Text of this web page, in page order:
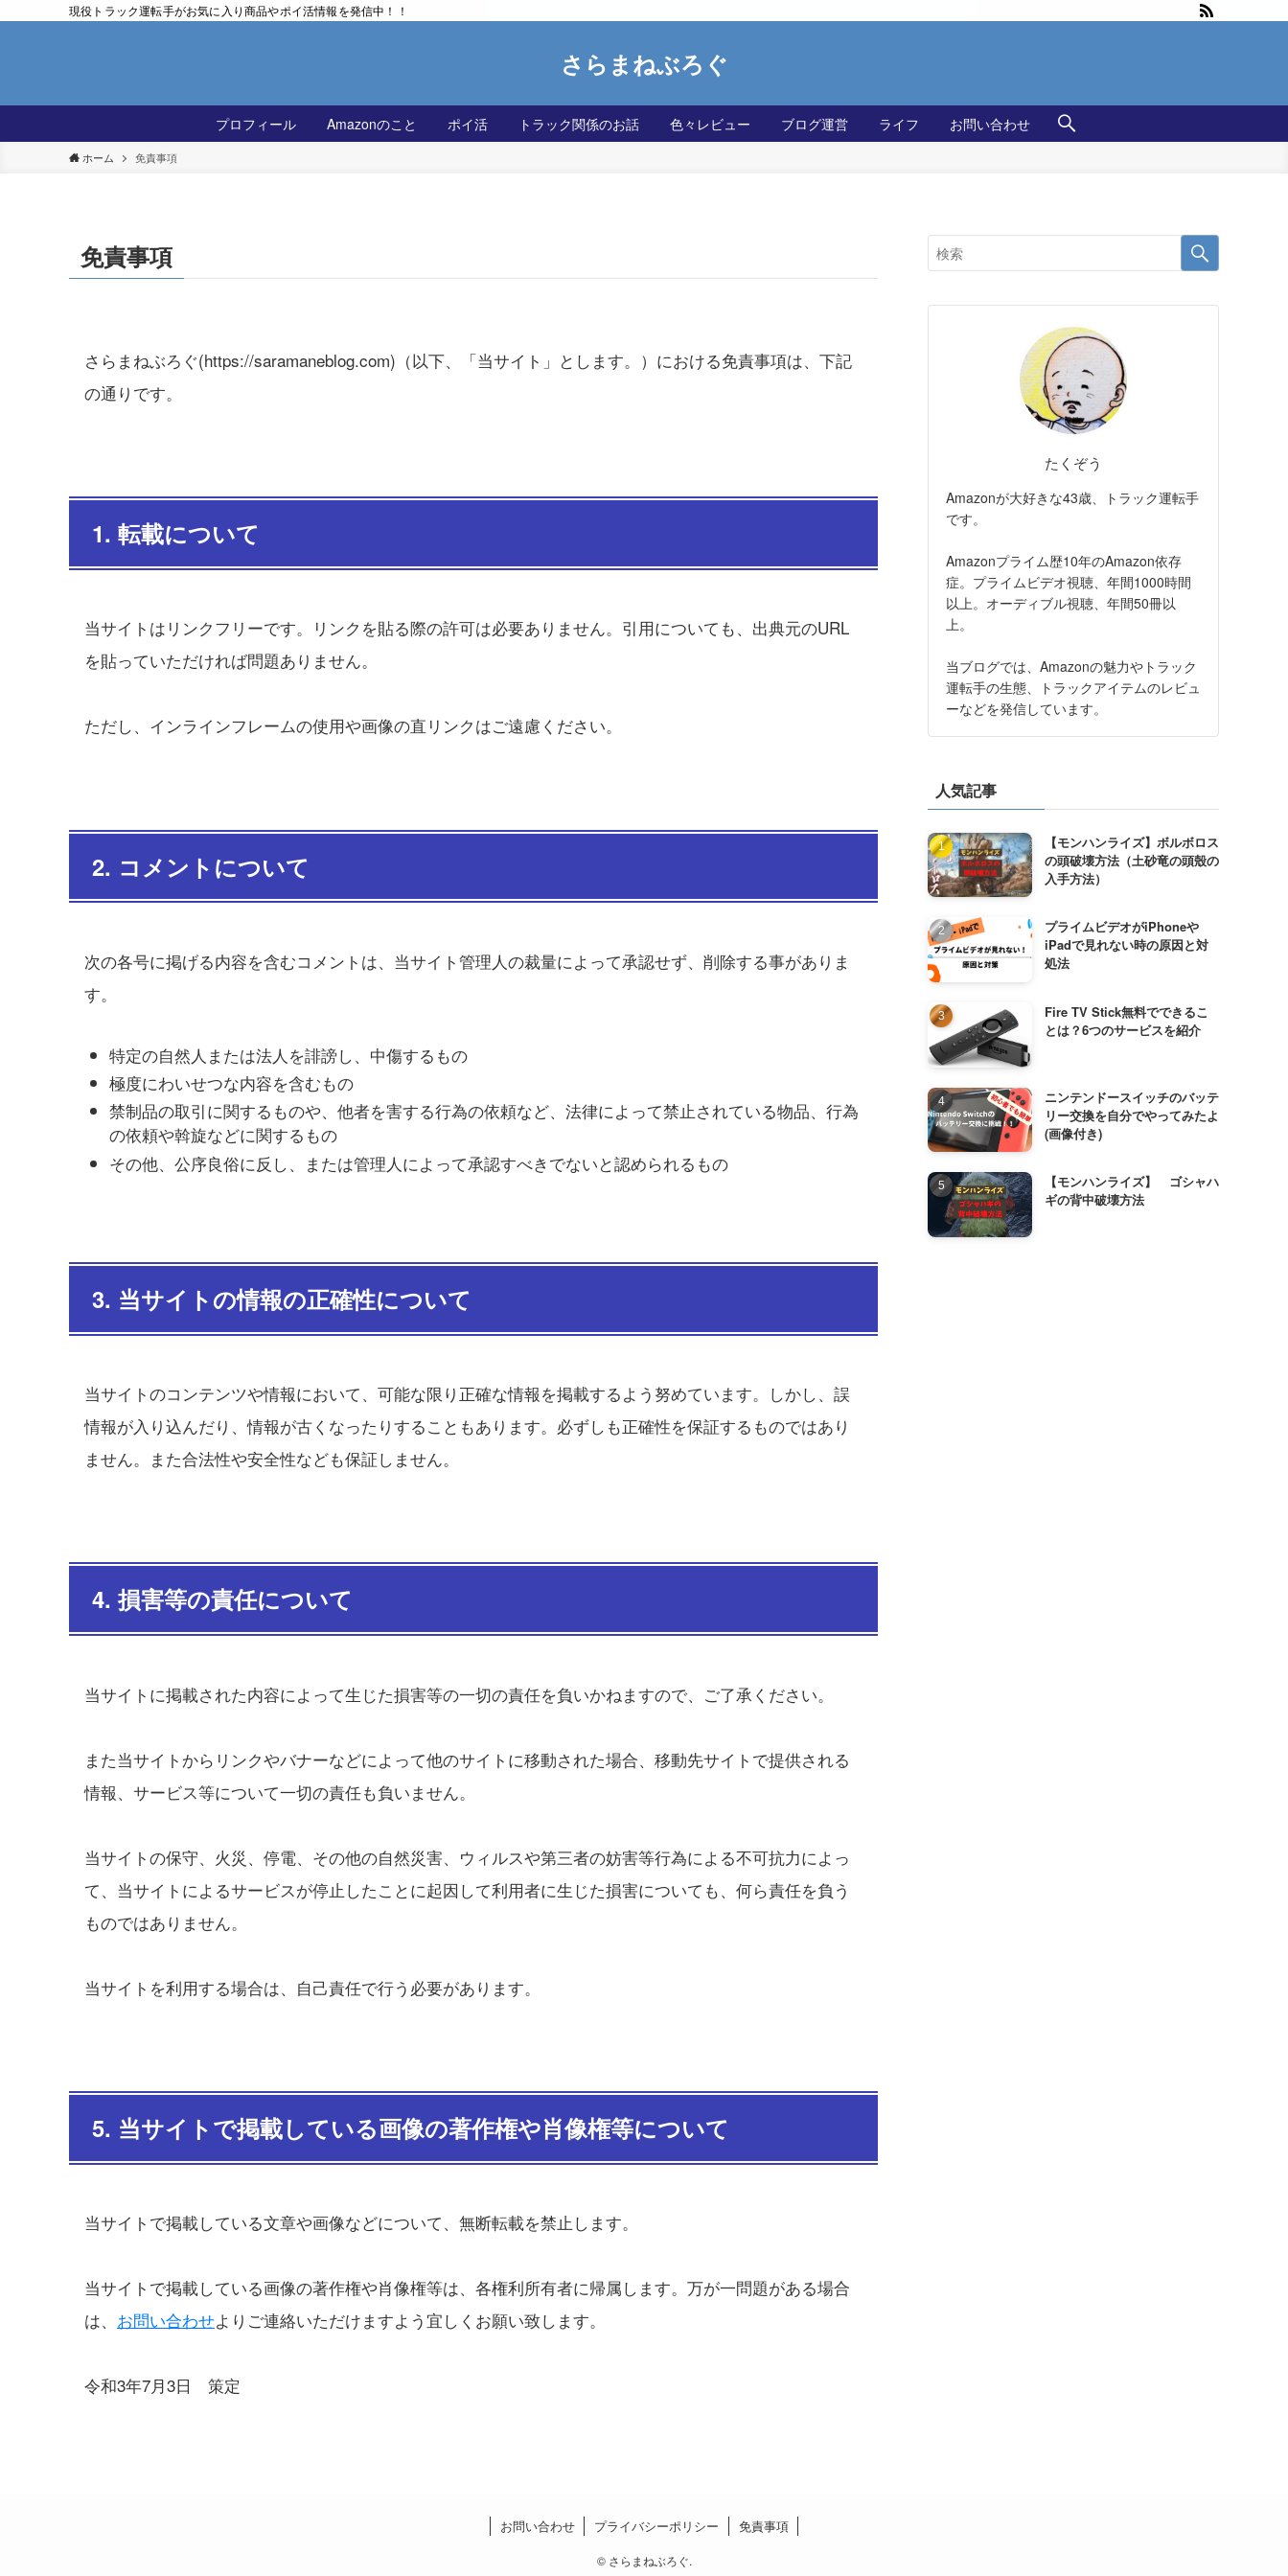
現役トラック運転手がお気に入り商品やポイ活情報を発信中！！
さらまねぶろぐ
プロフィール Amazonのこと ポイ活 トラック関係のお話 色々レビュー ブログ運営 ライフ お問い合わせ
ホーム 免責事項
免責事項
さらまねぶろぐ(https://saramaneblog.com)（以下、「当サイト」とします。）における免責事項は、下記
の通りです。
1. 転載について
当サイトはリンクフリーです。リンクを貼る際の許可は必要ありません。引用についても、出典元のURL
を貼っていただければ問題ありません。
ただし、インラインフレームの使用や画像の直リンクはご遠慮ください。
2. コメントについて
次の各号に掲げる内容を含むコメントは、当サイト管理人の裁量によって承認せず、削除する事がありま
す。
特定の自然人または法人を誹謗し、中傷するもの
極度にわいせつな内容を含むもの
禁制品の取引に関するものや、他者を害する行為の依頼など、法律によって禁止されている物品、行為
の依頼や斡旋などに関するもの
その他、公序良俗に反し、または管理人によって承認すべきでないと認められるもの
3. 当サイトの情報の正確性について
当サイトのコンテンツや情報において、可能な限り正確な情報を掲載するよう努めています。しかし、誤
情報が入り込んだり、情報が古くなったりすることもあります。必ずしも正確性を保証するものではあり
ません。また合法性や安全性なども保証しません。
4. 損害等の責任について
当サイトに掲載された内容によって生じた損害等の一切の責任を負いかねますので、ご了承ください。
また当サイトからリンクやバナーなどによって他のサイトに移動された場合、移動先サイトで提供される
情報、サービス等について一切の責任も負いません。
当サイトの保守、火災、停電、その他の自然災害、ウィルスや第三者の妨害等行為による不可抗力によっ
て、当サイトによるサービスが停止したことに起因して利用者に生じた損害についても、何ら責任を負う
ものではありません。
当サイトを利用する場合は、自己責任で行う必要があります。
5. 当サイトで掲載している画像の著作権や肖像権等について
当サイトで掲載している文章や画像などについて、無断転載を禁止します。
当サイトで掲載している画像の著作権や肖像権等は、各権利所有者に帰属します。万が一問題がある場合
は、 お問い合わせよりご連絡いただけますよう宜しくお願い致します。
令和3年7月3日 策定
たくぞう
Amazonが大好きな43歳、トラック運転手
です。
Amazonプライム歴10年のAmazon依存
症。プライムビデオ視聴、年間1000時間
以上。オーディブル視聴、年間50冊以
上。
当ブログでは、Amazonの魅力やトラック
運転手の生態、トラックアイテムのレビュ
ーなどを発信しています。
人気記事
【モンハンライズ】ボルボロス
の頭破壊方法（土砂竜の頭殼の
入手方法）
プライムビデオがiPhoneや
iPadで見れない時の原因と対
処法
Fire TV Stick無料でできるこ
とは？6つのサービスを紹介
ニンテンドースイッチのバッテ
リー交換を自分でやってみたよ
(画像付き)
【モンハンライズ】 ゴシャハ
ギの背中破壊方法
お問い合わせ プライバシーポリシー 免責事項
©さらまねぶろぐ.